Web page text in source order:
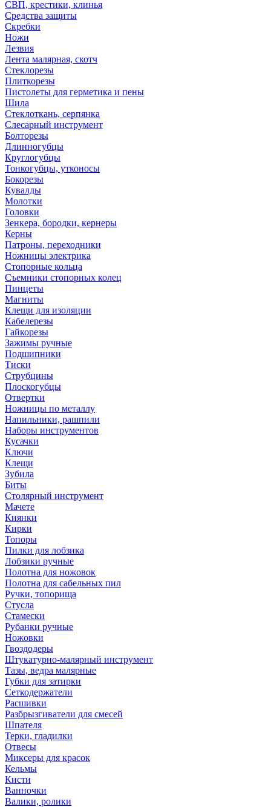
СВП, крестики, клинья
Средства защиты
Скребки
Ножи
Лезвия
Лента малярная, скотч
Стеклорезы
Плиткорезы
Пистолеты для герметика и пены
Шила
Стеклоткань, серпянка
Слесарный инструмент
Болторезы
Длинногубцы
Круглогубцы
Тонкогубцы, утконосы
Бокорезы
Кувалды
Молотки
Головки
Зенкера, бородки, кернеры
Керны
Патроны, переходники
Ножницы электрика
Стопорные кольца
Съемники стопорных колец
Пинцеты
Магниты
Клещи для изоляции
Кабелерезы
Гайкорезы
Зажимы ручные
Подшипники
Тиски
Струбцины
Плоскогубцы
Отвертки
Ножницы по металлу
Напильники, рашпили
Наборы инструментов
Кусачки
Ключи
Клещи
Зубила
Биты
Столярный инструмент
Мачете
Киянки
Кирки
Топоры
Пилки для лобзика
Лобзики ручные
Полотна для ножовок
Полотна для сабельных пил
Ручки, топорища
Стусла
Стамески
Рубанки ручные
Ножовки
Гвоздодеры
Штукатурно-малярный инструмент
Тазы, ведра малярные
Губки для затирки
Сеткодержатели
Расшивки
Разбрызгиватели для смесей
Шпателя
Терки, гладилки
Отвесы
Миксеры для красок
Кельмы
Кисти
Ванночки
Валики, ролики